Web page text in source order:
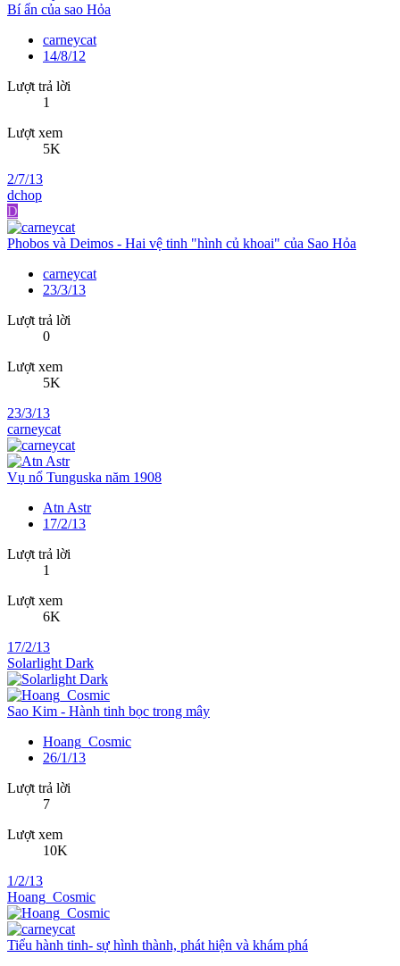
Bí ẩn của sao Hỏa
carneycat
14/8/12
Lượt trả lời
1
Lượt xem
5K
2/7/13
dchop
D
Phobos và Deimos - Hai vệ tinh "hình củ khoai" của Sao Hỏa
carneycat
23/3/13
Lượt trả lời
0
Lượt xem
5K
23/3/13
carneycat
Vụ nổ Tunguska năm 1908
Atn Astr
17/2/13
Lượt trả lời
1
Lượt xem
6K
17/2/13
Solarlight Dark
Sao Kim - Hành tinh bọc trong mây
Hoang_Cosmic
26/1/13
Lượt trả lời
7
Lượt xem
10K
1/2/13
Hoang_Cosmic
Tiểu hành tinh- sự hình thành, phát hiện và khám phá